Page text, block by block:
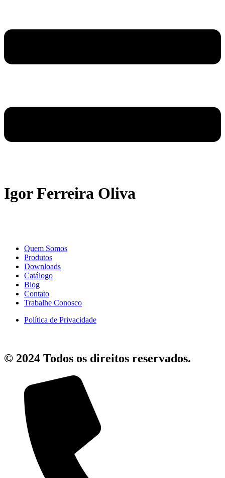
Igor Ferreira Oliva
Quem Somos
Produtos
Downloads
Catálogo
Blog
Contato
Trabalhe Conosco
Política de Privacidade
© 2024 Todos os direitos reservados.